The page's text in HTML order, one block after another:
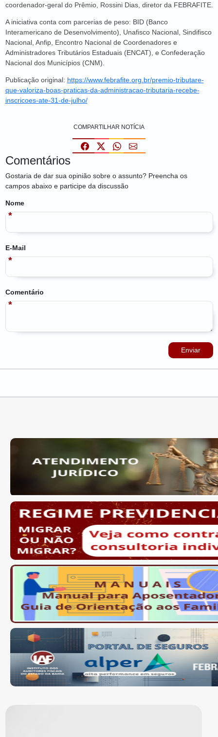
coordenador-geral do Prêmio, Rossini Dias, diretor da FEBRAFITE.
A iniciativa conta com parcerias de peso: BID (Banco
Interamericano de Desenvolvimento), Unafisco Nacional, Sindifisco
Nacional, Anfip, Encontro Nacional de Coordenadores e
Administradores Tributários Estaduais (ENCAT), e Confederação
Nacional dos Municípios (CNM).
Publicação original: https://www.febrafite.org.br/premio-tributare-
que-valoriza-boas-praticas-da-administracao-tributaria-recebe-
inscricoes-ate-31-de-julho/
COMPARTILHAR NOTÍCIA
Comentários
Gostaria de dar sua opinião sobre o assunto? Preencha os
campos abaixo e participe da discussão
Nome
E-Mail
Comentário
Enviar